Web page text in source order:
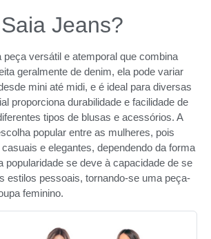
Jeans?
peça versátil e atemporal que combina
geralmente de denim, ela pode variar
mini até midi, e é ideal para diversas
proporciona durabilidade e facilidade de
tipos de blusas e acessórios. A
popular entre as mulheres, pois
e elegantes, dependendo da forma
popularidade se deve à capacidade de se
estilos pessoais, tornando-se uma peça-
feminino.